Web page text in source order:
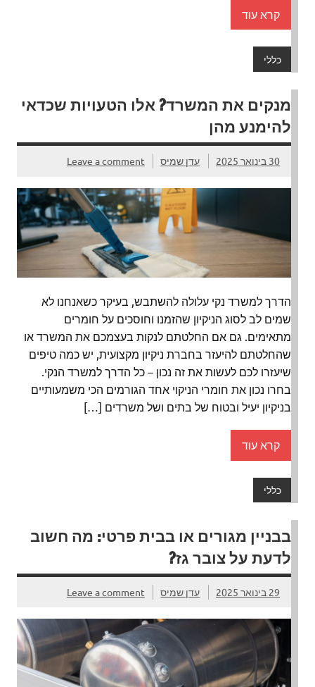
קרא עוד
כללי
מנקים את המשרד? אלו הטעויות שכדאי
להימנע מהן
30 בינואר 2025 עדן שמיס Leave a comment
הדרך למשרד נקי עלולה להשתבש, בעיקר כשאנחנו לא
שמים לב לסוג הניקיון שהזמנו וחוסכים על חומרים
מתאימים. גם אם החלטתם לנקות בעצמכם את המשרד או
שהחלטתם להיעזר בחברת ניקיון מקצועית, יש כמה טיפים
שיעזרו לכם לעשות את זה נכון – כל הדרך למשרד הנקי.
בחרו נכון את חומרי הניקוי אחד הגורמים הכי משמעותיים
בניקיון יעיל ובטוח של בתים ושל משרדים […]
קרא עוד
כללי
בבניין מגורים או בבית פרטי: מה חשוב
לדעת על צובר גז?
29 בינואר 2025 עדן שמיס Leave a comment